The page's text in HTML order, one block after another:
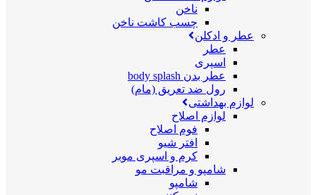
ناخن
چسب کاشت ناخن
عطر و ادکلن
عطر
اسپری
عطر بدن body splash
رول ضد تعریق (مام)
لوازم بهداشتی
لوازم اصلاح
فوم اصلاح
افتر شیو
کرم و اسپری موبر
شامپو و مراقبت مو
شامپو